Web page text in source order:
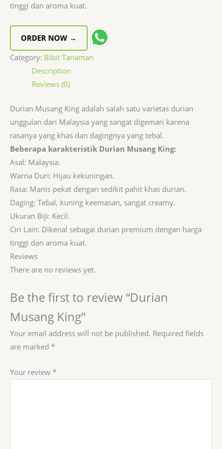
tinggi dan aroma kuat.
ORDER NOW →
Category: Bibit Tanaman
Description
Reviews (0)
Durian Musang King adalah salah satu varietas durian
unggulan dari Malaysia yang sangat digemari karena
rasanya yang khas dan dagingnya yang tebal.
Beberapa karakteristik Durian Musang King:
Asal: Malaysia.
Warna Duri: Hijau kekuningan.
Rasa: Manis pekat dengan sedikit pahit khas durian.
Daging: Tebal, kuning keemasan, sangat creamy.
Ukuran Biji: Kecil.
Ciri Lain: Dikenal sebagai durian premium dengan harga
tinggi dan aroma kuat.
Reviews
There are no reviews yet.
Be the first to review “Durian
Musang King”
Your email address will not be published. Required fields
are marked *
Your review *